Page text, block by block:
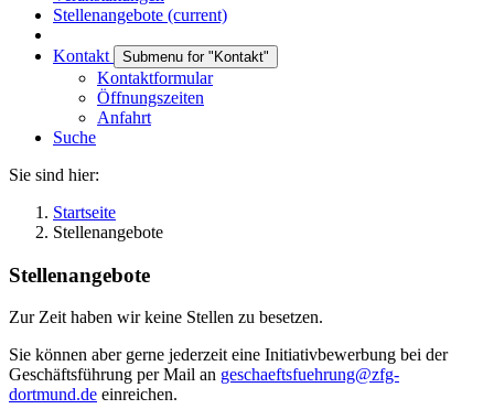
Stellenangebote (current)
Kontakt Submenu for "Kontakt"
Kontaktformular
Öffnungszeiten
Anfahrt
Suche
Sie sind hier:
Startseite
Stellenangebote
Stellenangebote
Zur Zeit haben wir keine Stellen zu besetzen.
Sie können aber gerne jederzeit eine Initiativbewerbung bei der
Geschäftsführung per Mail an geschaeftsfuehrung@zfg-
dortmund.de einreichen.